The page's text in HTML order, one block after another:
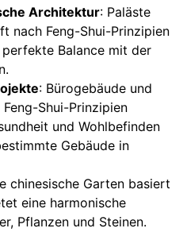
Architektur: Paläste
nach Feng-Shui-Prinzipien
Balance mit der
: Bürogebäude und
Shui-Prinzipien
und Wohlbefinden
Gebäude in
chinesische Garten basiert
eine harmonische
Pflanzen und Steinen.